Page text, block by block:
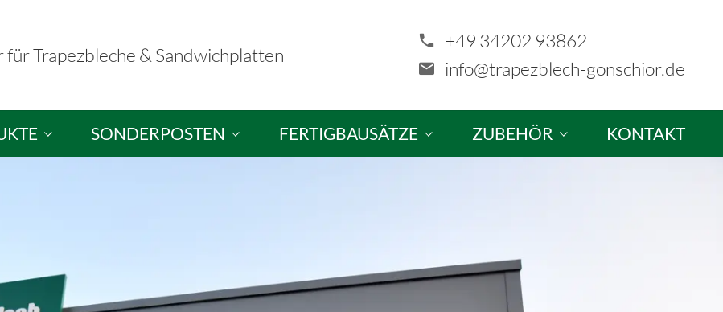
Trapezbleche & Sandwichplatten
+49 34202 93862
info@trapezblech-gonschior.de
SONDERPOSTEN
Brandschutzelemente
FERTIGBAUSÄTZE ZUBEHÖR
Kalotten
KONTAKT